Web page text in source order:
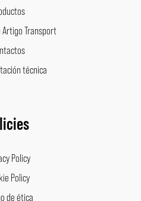
Transport
técnica
Policy
Policy
de ética